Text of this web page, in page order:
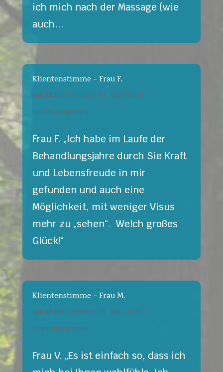
ich mich nach der Massage (wie
auch...
Klientenstimme – Frau F.
von Ulrich Christen | 14. Mai 2021 |
Klientenstimmen
Frau F. „Ich habe im Laufe der
Behandlungsjahre durch Sie Kraft
und Lebensfreude in mir
gefunden und auch eine
Möglichkeit, mit weniger Visus
mehr zu „sehen“. Welch großes
Glück!“
Klientenstimme – Frau M.
von Ulrich Christen | 22. Apr. 2021 |
Klientenstimmen
Frau V. „Es ist einfach so, dass ich